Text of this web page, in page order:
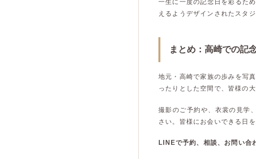
一生に一度の記念日を彩るた
えるようデザインされたスタ
まとめ：高崎での記
地元・高崎で家族の歩みを写
ったりとした空間で、皆様の
撮影のご予約や、衣裳の見学
さい。皆様にお会いできる日
LINEで予約、相談、お問い合